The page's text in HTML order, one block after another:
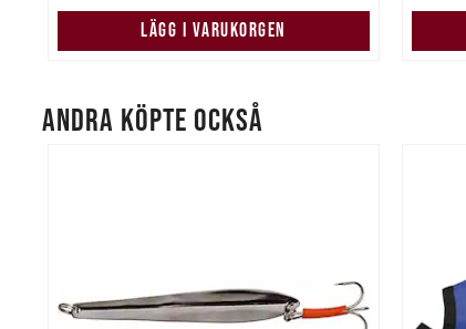
LÄGG I VARUKORGEN
ANDRA KÖPTE OCKSÅ